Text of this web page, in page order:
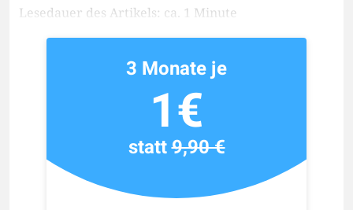
Lesedauer des Artikels: ca. 1 Minute
3 Monate je
1€
statt9,90 €